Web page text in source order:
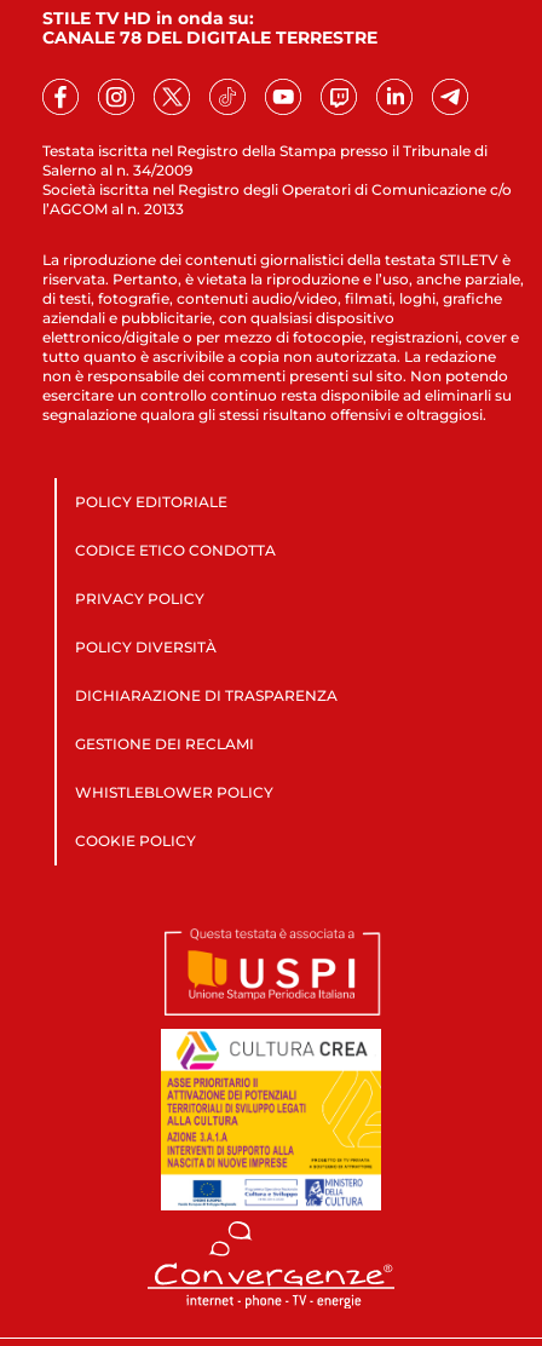
Testata iscritta nel Registro della Stampa presso il Tribunale di
Salerno al n. 34/2009
Società iscritta nel Registro degli Operatori di Comunicazione c/o
l’AGCOM al n. 20133
STILE TV HD in onda su:
CANALE 78 DEL DIGITALE TERRESTRE
La riproduzione dei contenuti giornalistici della testata STILETV è
riservata. Pertanto, è vietata la riproduzione e l’uso, anche parziale,
di testi, fotografie, contenuti audio/video, filmati, loghi, grafiche
aziendali e pubblicitarie, con qualsiasi dispositivo
elettronico/digitale o per mezzo di fotocopie, registrazioni, cover e
tutto quanto è ascrivibile a copia non autorizzata. La redazione
non è responsabile dei commenti presenti sul sito. Non potendo
esercitare un controllo continuo resta disponibile ad eliminarli su
segnalazione qualora gli stessi risultano offensivi e oltraggiosi.
POLICY EDITORIALE
CODICE ETICO CONDOTTA
PRIVACY POLICY
POLICY DIVERSITÀ
DICHIARAZIONE DI TRASPARENZA
GESTIONE DEI RECLAMI
WHISTLEBLOWER POLICY
COOKIE POLICY